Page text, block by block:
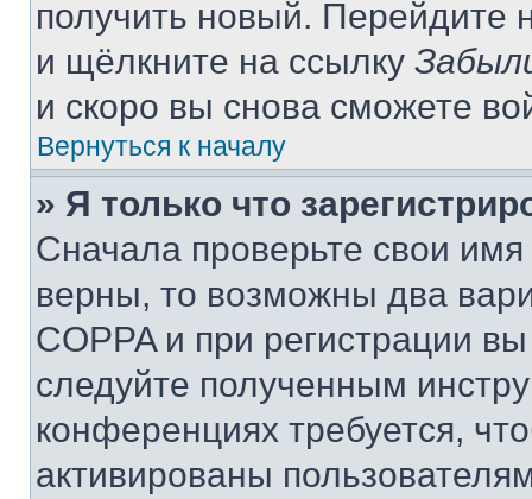
получить новый. Перейдите
и щёлкните на ссылку
и скоро вы снова сможете
Вернуться к началу
» Я только что
Сначала проверьте свои
верны, то возможны два
COPPA и при регистрации
следуйте полученным
конференциях требуется,
активированы